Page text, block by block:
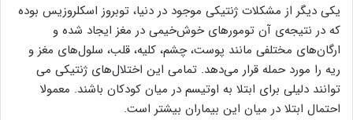
یکی دیگر از مشکلات ژنتیکی موجود در دنیا، توبروز اسکلروزیس بوده
که در نتیجه‌ی آن تومورهای خوش‌خیمی در مغز ایجاد شده و
ارگان‌های مختلفی مانند پوست، چشم، کلیه، قلب، سلول‌های مغز و
ریه را مورد حمله قرار می‌دهد. تمامی این اختلال‌های ژنتیکی می
توانند دلیلی برای ابتلا به اوتیسم در میان کودکان باشند. معمولا
احتمال ابتلا در میان این بیماران بیشتر است.